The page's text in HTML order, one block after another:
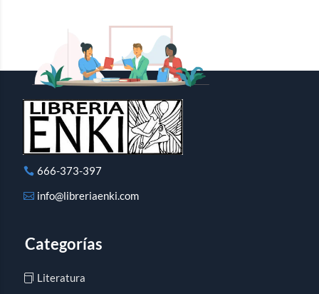
666-373-397
info@libreriaenki.com
Categorías
Literatura